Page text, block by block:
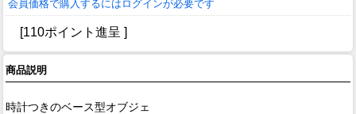
会員価格で購入するにはログインが必要です
[110ポイント進呈 ]
商品説明
時計つきのベース型オブジェ